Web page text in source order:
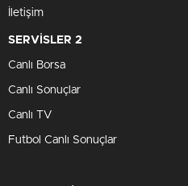
İletişim
SERVİSLER 2
Canlı Borsa
Canlı Sonuçlar
Canlı TV
Futbol Canlı Sonuçlar